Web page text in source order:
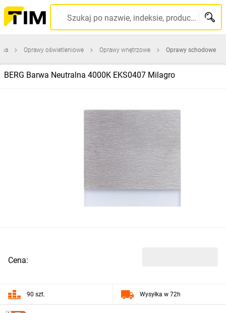
Szukaj po nazwie, indeksie, producencie, kodzie kreskowym...
Oprawy oświetleniowe Oprawy wnętrzowe Oprawy schodowe
BERG Barwa Neutralna 4000K EKS0407 Milagro
Cena:
90 szt. Wysyłka w 72h